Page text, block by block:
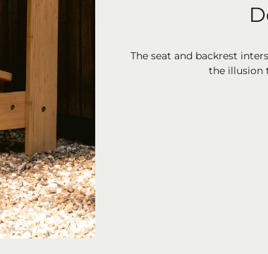
The seat and backrest
the illusion